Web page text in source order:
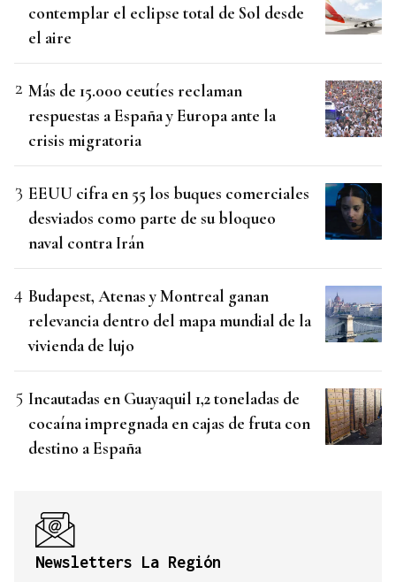
contemplar el eclipse total de Sol desde
el aire
Más de 15.000 ceutíes reclaman
respuestas a España y Europa ante la
crisis migratoria
EEUU cifra en 55 los buques comerciales
desviados como parte de su bloqueo
naval contra Irán
Budapest, Atenas y Montreal ganan
relevancia dentro del mapa mundial de la
vivienda de lujo
Incautadas en Guayaquil 1,2 toneladas de
cocaína impregnada en cajas de fruta con
destino a España
Newsletters La Región